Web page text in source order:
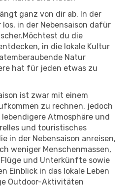
ganz von dir ab. In der
in der Nebensaison dafür
du die
in die lokale Kultur
Natur
hat für jeden etwas zu
ist zwar mit einem
zu rechnen, jedoch
Atmosphäre und
und touristisches
in der Nebensaison anreisen,
weniger Menschenmassen,
und Unterkünfte sowie
Einblick in das lokale Leben
Outdoor-Aktivitäten